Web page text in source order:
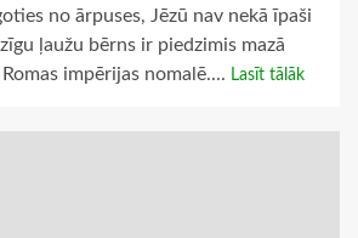
no ārpuses, Jēzū nav nekā īpaši
ļaužu bērns ir piedzimis mazā
impērijas nomalē.... Lasīt tālāk